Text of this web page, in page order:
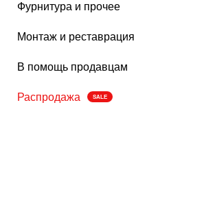
Фурнитура и прочее
Монтаж и реставрация
В помощь продавцам
Распродажа SALE